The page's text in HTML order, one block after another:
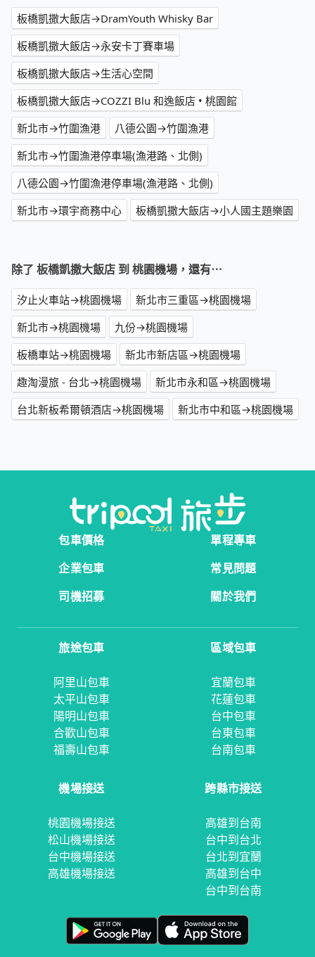
板橋凱撒大飯店→DramYouth Whisky Bar
板橋凱撒大飯店→永安卡丁賽車場
板橋凱撒大飯店→生活心空間
板橋凱撒大飯店→COZZI Blu 和逸飯店 • 桃園館
新北市→竹圍漁港
八德公園→竹圍漁港
新北市→竹圍漁港停車場(漁港路、北側)
八德公園→竹圍漁港停車場(漁港路、北側)
新北市→環宇商務中心
板橋凱撒大飯店→小人國主題樂園
除了 板橋凱撒大飯店 到 桃園機場，還有⋯
汐止火車站→桃園機場
新北市三重區→桃園機場
新北市→桃園機場
九份→桃園機場
板橋車站→桃園機場
新北市新店區→桃園機場
趣淘漫旅 - 台北→桃園機場
新北市永和區→桃園機場
台北新板希爾頓酒店→桃園機場
新北市中和區→桃園機場
包車價格
單程專車
企業包車
常見問題
司機招募
關於我們
旅途包車
阿里山包車
太平山包車
陽明山包車
合歡山包車
福壽山包車
區域包車
宜蘭包車
花蓮包車
台中包車
台東包車
台南包車
機場接送
桃園機場接送
松山機場接送
台中機場接送
高雄機場接送
跨縣市接送
高雄到台南
台中到台北
台北到宜蘭
高雄到台中
台中到台南